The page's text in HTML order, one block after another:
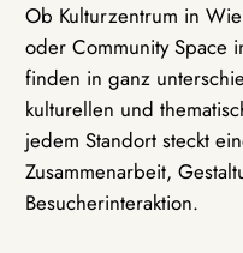
Ob Kulturzentrum in
oder Community Space
finden in ganz
kulturellen und
jedem Standort steckt
Zusammenarbeit,
Besucherinteraktion.